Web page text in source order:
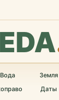
Вода Земля
Даты